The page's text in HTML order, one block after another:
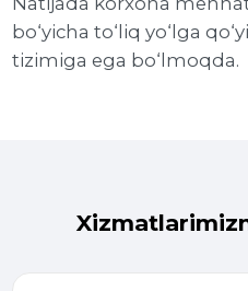
bo‘yicha to‘liq yo‘lga
tizimiga ega bo‘lmoqda.